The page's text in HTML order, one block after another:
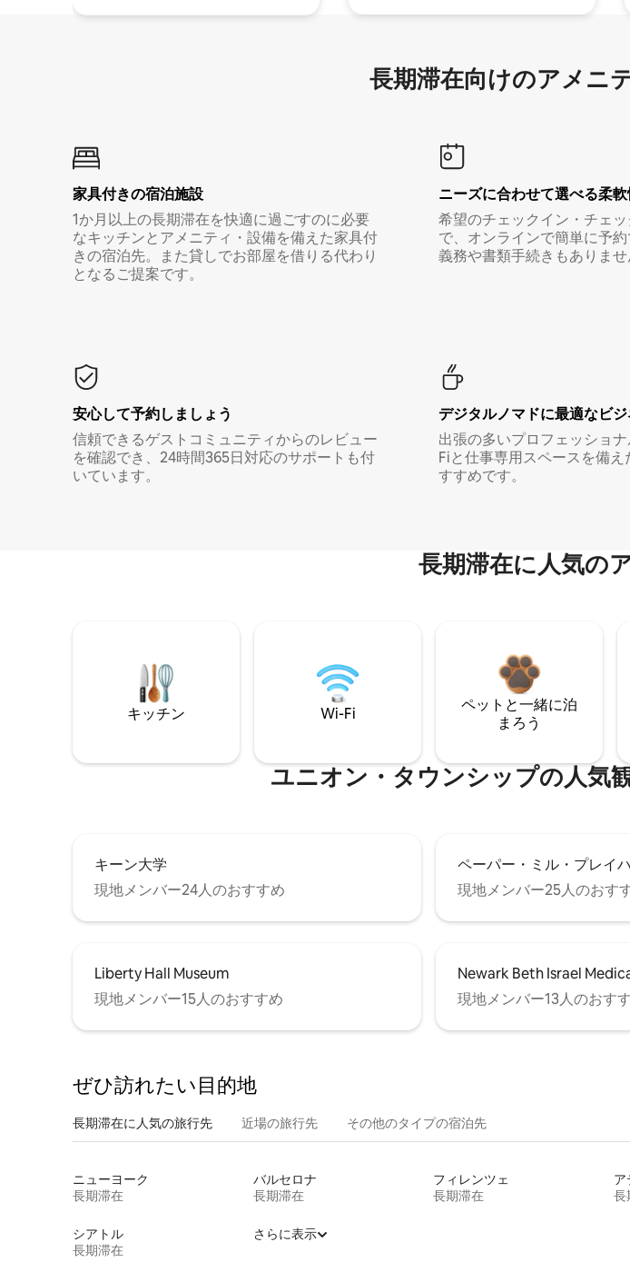
長期滞在向け⁠のア⁠メ⁠ニ⁠
家具付き⁠の宿⁠泊⁠施⁠設
1か月以上の長期滞在を快適に過ごすのに必要
なキッチンとアメニティ・設備を備えた家具付
きの宿泊先。また貸しでお部屋を借りる代わり
となるご提案です。
ニーズに合わせて選べる柔
希望のチェックイン・チェ
で、オンラインで簡単に予
義務や書類手続きもありま
安心して予約しましょう
信頼できるゲストコミュニティからのレビュー
を確認でき、24時間365日対応のサポートも付
いています。
デジタルノマド⁠に最⁠適⁠なビ⁠
出張の多いプロフェッショ
Fiと仕事専用スペースを備
すすめです。
長期滞在に人気の
キッチン Wi-Fi
ペットと一緒に泊
まろう
ユニオン・タウンシップの人気
キーン大学
現地メンバー24人のおすすめ
ペーパー・ミル・プレイ
現地メンバー25人のおす
Liberty Hall Museum
現地メンバー15人のおすすめ
Newark Beth Israel
現地メンバー13人のおす
ぜひ訪⁠れ⁠た⁠い目⁠的⁠地
長期滞在に人気の旅行先 近場の旅行先 その他のタ⁠イ⁠プ⁠の宿⁠泊⁠先
ニューヨーク
長期滞在
バルセロナ
長期滞在
フィレンツェ
長期滞在
ア
長
シアトル
長期滞在
さらに表示